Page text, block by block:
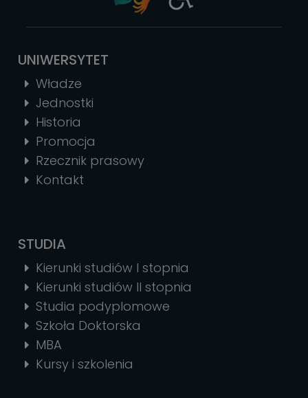
UNIWERSYTET
Władze
Jednostki
Historia
Promocja
Rzecznik prasowy
Kontakt
STUDIA
Kierunki studiów I stopnia
Kierunki studiów II stopnia
Studia podyplomowe
Szkoła Doktorska
MBA
Kursy i szkolenia